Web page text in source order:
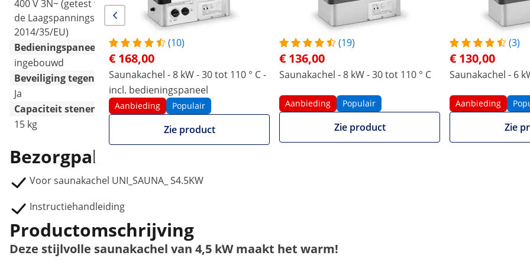
400 V 3N~ (getest volgens
de Laagspanningsrichtlijn
2014/35/EU)
400 V 3N~ (getest volgens
de Laagspanningsrichtlijn
2014/35/EU)
400 V 3N~ (getest volgens
de Laagspanningsrichtlijn
400 V 3N~ (getest volgens
de Laagspanningsrichtlijn
Bedieningspaneel
ingebouwd
ingebouwd extern
Beveiliging tegen oververhitting
Ja
Ja
Capaciteit stenen
15 kg
15 kg
Vergelijk meer attributen
Bezorgpakket
Voor saunakachel UNI_SAUNA_ S4.5KW
Instructiehandleiding
(10)
€ 168,00
Saunakachel - 8 kW - 30 tot 110 ° C -
incl. bedieningspaneel
Aanbieding Populair
Zie product
(19)
€ 136,00
Saunakachel - 8 kW - 30 tot 110 ° C
Aanbieding Populair
Zie product
(3)
€ 130,00
Saunakachel - 6
Aanbieding
Zie
Productomschrijving
Deze stijlvolle saunakachel van 4,5 kW maakt het warm!